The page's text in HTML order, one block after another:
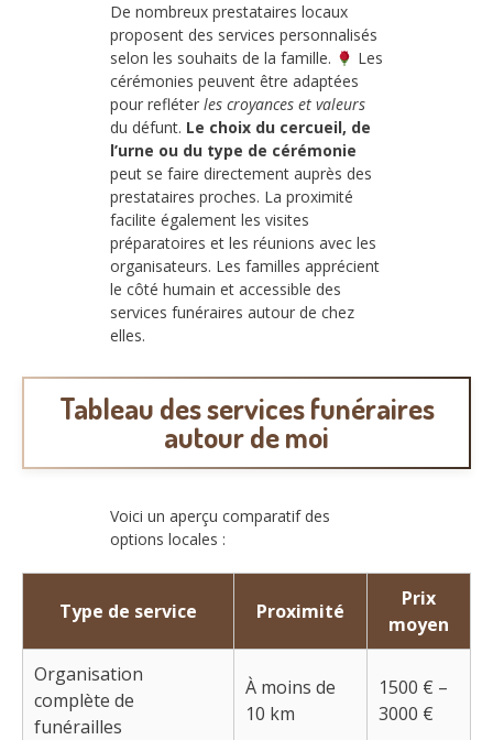
De nombreux prestataires locaux
proposent des services personnalisés
selon les souhaits de la famille.
Les
cérémonies peuvent être adaptées
pour refléter les croyances et valeurs
du défunt. Le choix du cercueil, de
l’urne ou du type de cérémonie
peut se faire directement auprès des
prestataires proches. La proximité
facilite également les visites
préparatoires et les réunions avec les
organisateurs. Les familles apprécient
le côté humain et accessible des
services funéraires autour de chez
elles.
Tableau des services funéraires
autour de moi
Voici un aperçu comparatif des
options locales :
Type de service Proximité
Prix
moyen
Organisation
complète de
funérailles
À moins de
10 km
1500 € –
3000 €